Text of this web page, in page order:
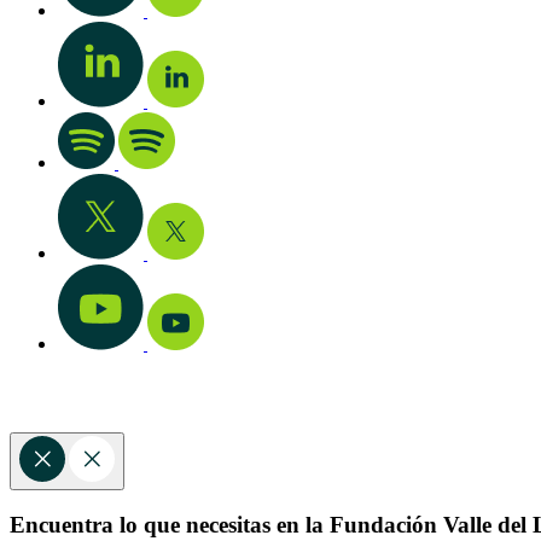
Encuentra lo que necesitas en la Fundación Valle del